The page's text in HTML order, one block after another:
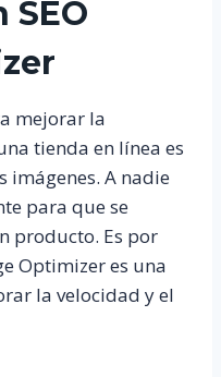
SEO
mejorar la
tienda en línea es
imágenes. A nadie
para que se
producto. Es por
Optimizer es una
la velocidad y el